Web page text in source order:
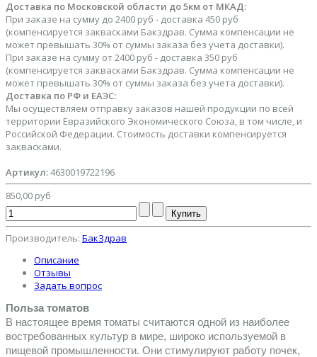
Доставка по Московской области до 5км от МКАД:
При заказе на сумму до 2400 руб - доставка 450 руб
(компенсируется заквасками Бакздрав. Сумма компенсации не
может превышать 30% от суммы заказа без учета доставки).
При заказе на сумму от 2400 руб - доставка 350 руб
(компенсируется заквасками Бакздрав. Сумма компенсации не
может превышать 30% от суммы заказа без учета доставки).
Доставка по РФ и ЕАЭС:
Мы осуществляем отправку заказов нашей продукции по всей
территории Евразийского Экономического Союза, в том числе, и
Российской Федерации. Стоимость доставки компенсируется
заквасками.
Артикул:4630019722196
850,00 руб
Производитель: БакЗдрав
Описание
Отзывы
Задать вопрос
Польза томатов
В настоящее время томаты считаются одной из наиболее
востребованных культур в мире, широко используемой в
пищевой промышленности. Они стимулируют работу почек,